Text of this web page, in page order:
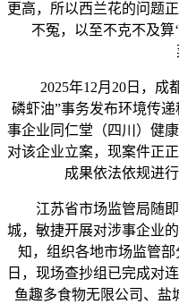
更高，所以西兰花的问题
不冤，以至不克不及算
2025年12月20日，成
磷虾油”事务发布环境传
事企业同仁堂（四川）健
对该企业立案，现案件正
成果依法依规进
江苏省市场监管局随即
城，敏捷开展对涉事企业
知，组织各地市场监管
日，现场查抄组已完成对
鱼趣多食物无限公司、盐